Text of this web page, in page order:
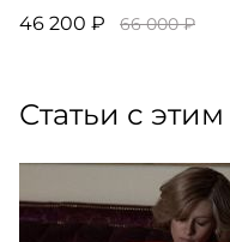
46 200 ₽ 66 000 ₽
Статьи с